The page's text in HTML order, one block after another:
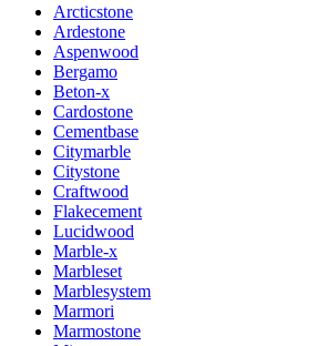
Arcticstone
Ardestone
Aspenwood
Bergamo
Beton-x
Cardostone
Cementbase
Citymarble
Citystone
Craftwood
Flakecement
Lucidwood
Marble-x
Marbleset
Marblesystem
Marmori
Marmostone